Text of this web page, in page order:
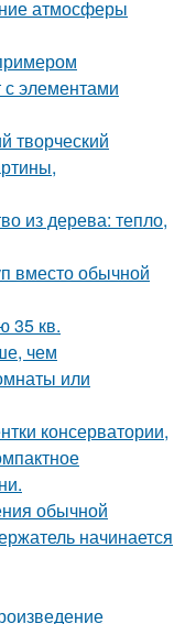
атмосферы
с элементами
творческий
из дерева: тепло,
вместо обычной
35 кв.
чем
или
консерватории,
обычной
начинается